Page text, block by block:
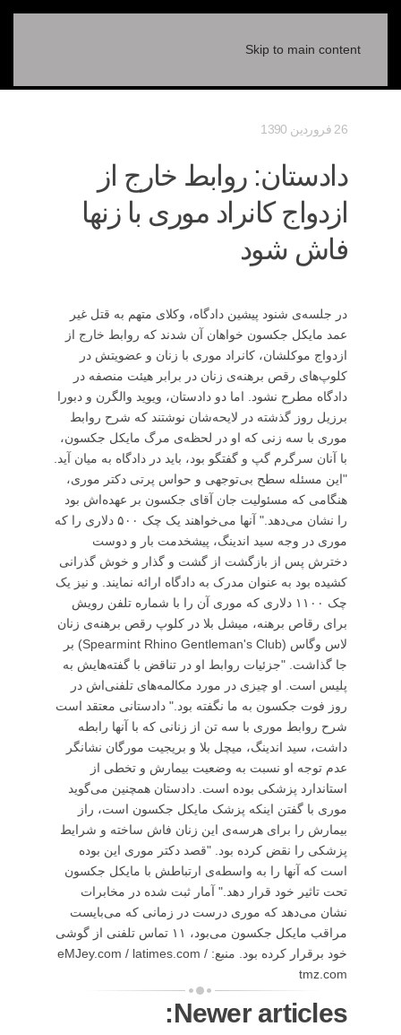
Skip to main content
26 فروردين 1390
دادستان: روابط خارج از
ازدواج کانراد موری با زنها
فاش شود
در جلسه‌ی شنود پیشین دادگاه، وکلای متهم به قتل غیر
عمد مایکل جکسون خواهان آن شدند که روابط خارج از
ازدواج موکلشان، کانراد موری با زنان و عضویتش در
کلوپ‌های رقص برهنه‌ی زنان در برابر هیئت منصفه در
دادگاه مطرح نشود. اما دو دادستان، ویوید والگرن و دبورا
برزیل روز گذشته در لایحه‌شان نوشتند که شرح روابط
موری با سه زنی که او در لحظه‌ی مرگ مایکل جکسون،
با آنان سرگرم گپ و گفتگو بود، باید در دادگاه به میان آید.
"این مسئله سطح بی‌‌توجهی و حواس پرتی دکتر موری،
هنگامی که مسئولیت جان آقای جکسون بر عهده‌اش بود
را نشان می‌دهد." آنها می‌خواهند یک چک ۵۰۰ دلاری را که
موری در وجه سید اندینگ، پیشخدمت بار و دوست
دخترش پس از بازگشت از گشت و گذار و خوش گذرانی
کشیده بود به عنوان مدرک به دادگاه ارائه نمایند. و نیز یک
چک ۱۱۰۰ دلاری که موری آن را با شماره تلفن رویش
برای رقاص برهنه، میشل بلا در کلوپ رقص برهنه‌ی زنان
لاس وگاس (Spearmint Rhino Gentleman's Club) بر
جا گذاشت. "جزئیات روابط او در تناقض با گفته‌هایش به
پلیس است. او چیزی در مورد مکالمه‌های تلفنی‌اش در
روز فوت جکسون به ما نگفته بود." دادستانی معتقد است
شرح روابط موری با سه تن از زنانی که با آنها رابطه
داشت، سید اندینگ، میچل بلا و بریجیت مورگان نشانگر
عدم توجه او نسبت به وضعیت بیمارش و تخطی از
استاندارد پزشکی بوده است. دادستان همچنین می‌گوید
موری با گفتن اینکه پزشک مایکل جکسون است، راز
بیمارش را برای هرسه‌ی این زنان فاش ساخته و شرایط
پزشکی را نقض کرده بود. "قصد دکتر موری این بوده
است که آنها را به واسطه‌ی ارتباطش با مایکل جکسون
تحت تاثیر خود قرار دهد." آمار ثبت شده در مخابرات
نشان می‌دهد که موری درست در زمانی که می‌بایست
مراقب مایکل جکسون می‌بود، ۱۱ تماس تلفنی از گوشی
خود برقرار کرده بود. منبع: eMJey.com / latimes.com /
tmz.com
Newer articles: